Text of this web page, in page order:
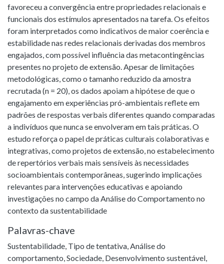
favoreceu a convergência entre propriedades relacionais e
funcionais dos estímulos apresentados na tarefa. Os efeitos
foram interpretados como indicativos de maior coerência e
estabilidade nas redes relacionais derivadas dos membros
engajados, com possível influência das metacontingências
presentes no projeto de extensão. Apesar de limitações
metodológicas, como o tamanho reduzido da amostra
recrutada (n = 20), os dados apoiam a hipótese de que o
engajamento em experiências pró-ambientais reflete em
padrões de respostas verbais diferentes quando comparadas
a indivíduos que nunca se envolveram em tais práticas. O
estudo reforça o papel de práticas culturais colaborativas e
integrativas, como projetos de extensão, no estabelecimento
de repertórios verbais mais sensíveis às necessidades
socioambientais contemporâneas, sugerindo implicações
relevantes para intervenções educativas e apoiando
investigações no campo da Análise do Comportamento no
contexto da sustentabilidade
Palavras-chave
Sustentabilidade, Tipo de tentativa,Análise do
comportamento,Sociedade, Desenvolvimento sustentável,